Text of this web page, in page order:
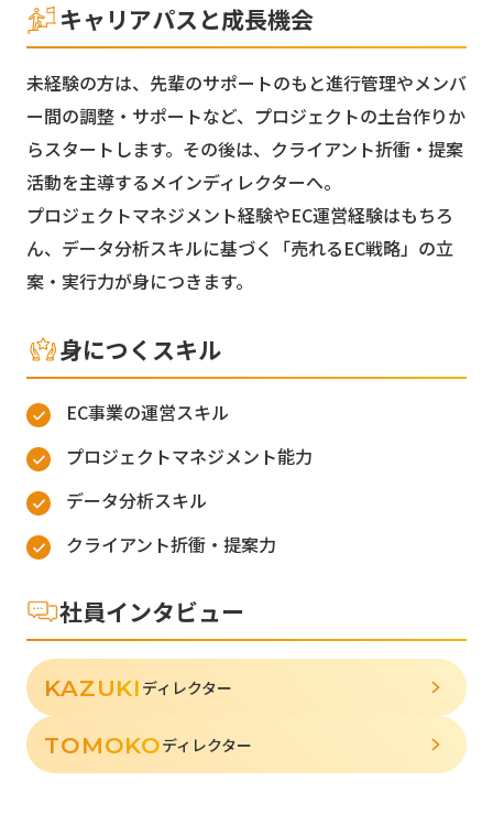
キャリアパスと成長機会
未経験の方は、先輩のサポートのもと進行管理やメンバ
ー間の調整・サポートなど、プロジェクトの土台作りか
らスタートします。その後は、クライアント折衝・提案
活動を主導するメインディレクターへ。
プロジェクトマネジメント経験やEC運営経験はもちろ
ん、データ分析スキルに基づく「売れるEC戦略」の立
案・実行力が身につきます。
身につくスキル
EC事業の運営スキル
プロジェクトマネジメント能力
データ分析スキル
クライアント折衝・提案力
社員インタビュー
KAZUKI ディレクター
TOMOKOディレクター